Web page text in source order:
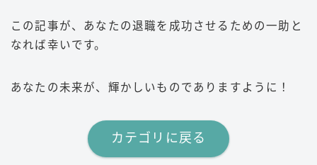
この記事が、あなたの退職を成功させるための一助と
なれば幸いです。
あなたの未来が、輝かしいものでありますように！
カテゴリに戻る